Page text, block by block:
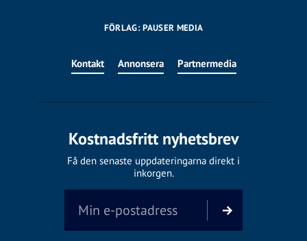
FÖRLAG: PAUSER MEDIA
Kontakt Annonsera Partnermedia
Kostnadsfritt nyhetsbrev
Få den senaste uppdateringarna direkt i
inkorgen.